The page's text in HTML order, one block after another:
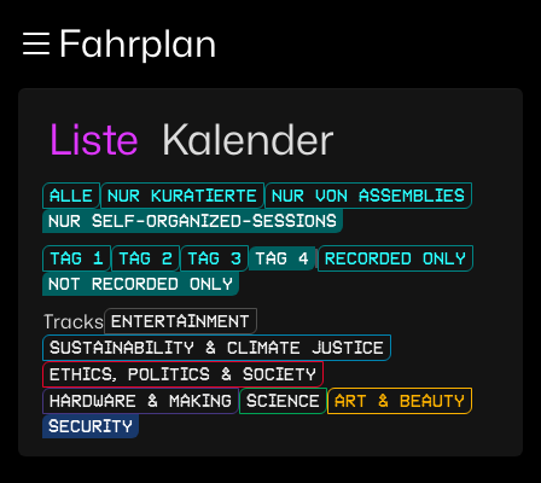
Zum InhaltFahrplan
Liste Kalender
ALLE NUR KURATIERTE
NUR VON ASSEMBLIES
NUR SELF-ORGANIZED-SESSIONS
TAG 1
TAG 2 TAG 3 TAG 4
RECORDED ONLY
NOT RECORDED ONLY
Tracks ENTERTAINMENT
SUSTAINABILITY & CLIMATE JUSTICE
ETHICS, POLITICS & SOCIETY
HARDWARE & MAKING
SCIENCE
ART & BEAUTY
SECURITY